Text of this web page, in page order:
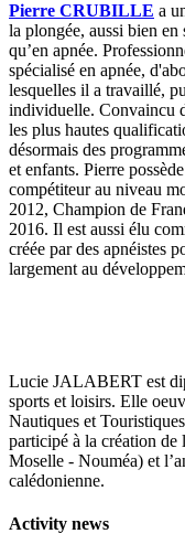
Pierre CRUBILLE a
la plongée, aussi bien
qu’en apnée.
spécialisé en apnée,
lesquelles il a travaillé,
individuelle. Convaincu
les plus hautes
désormais des
et enfants. Pierre
compétiteur au niveau
2012, Champion de
2016. Il est aussi élu
créée par des apnéistes
largement au
Lucie JALABERT est
sports et loisirs. Elle
Nautiques et
participé à la création
Moselle - Nouméa) et
calédonienne.
Activity news